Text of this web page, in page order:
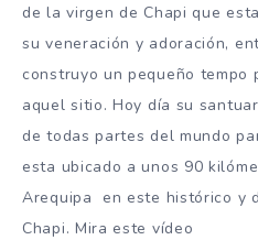
de la virgen de Chapi que
su veneración y adoración,
construyo un pequeño tempo
aquel sitio. Hoy día su
de todas partes del mundo
esta ubicado a unos 90
Arequipa en este histórico y
Chapi. Mira este vídeo